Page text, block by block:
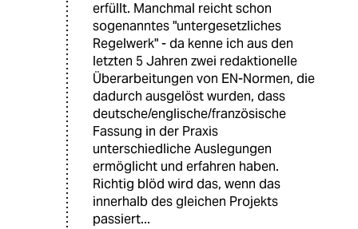
erfüllt. Manchmal reicht schon
sogenanntes "untergesetzliches
Regelwerk" - da kenne ich aus den
letzten 5 Jahren zwei redaktionelle
Überarbeitungen von EN-Normen, die
dadurch ausgelöst wurden, dass
deutsche/englische/französische
Fassung in der Praxis
unterschiedliche Auslegungen
ermöglicht und erfahren haben.
Richtig blöd wird das, wenn das
innerhalb des gleichen Projekts
passiert...